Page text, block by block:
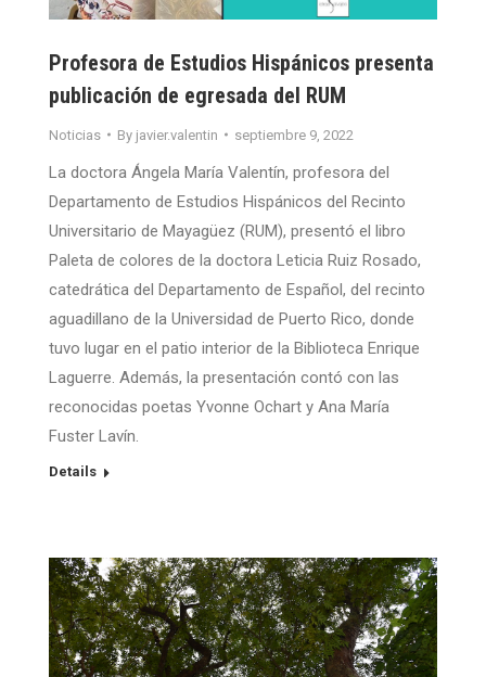
Profesora de Estudios Hispánicos presenta
publicación de egresada del RUM
Noticias By javier.valentin septiembre 9, 2022
La doctora Ángela María Valentín, profesora del
Departamento de Estudios Hispánicos del Recinto
Universitario de Mayagüez (RUM), presentó el libro
Paleta de colores de la doctora Leticia Ruiz Rosado,
catedrática del Departamento de Español, del recinto
aguadillano de la Universidad de Puerto Rico, donde
tuvo lugar en el patio interior de la Biblioteca Enrique
Laguerre. Además, la presentación contó con las
reconocidas poetas Yvonne Ochart y Ana María
Fuster Lavín.
Details